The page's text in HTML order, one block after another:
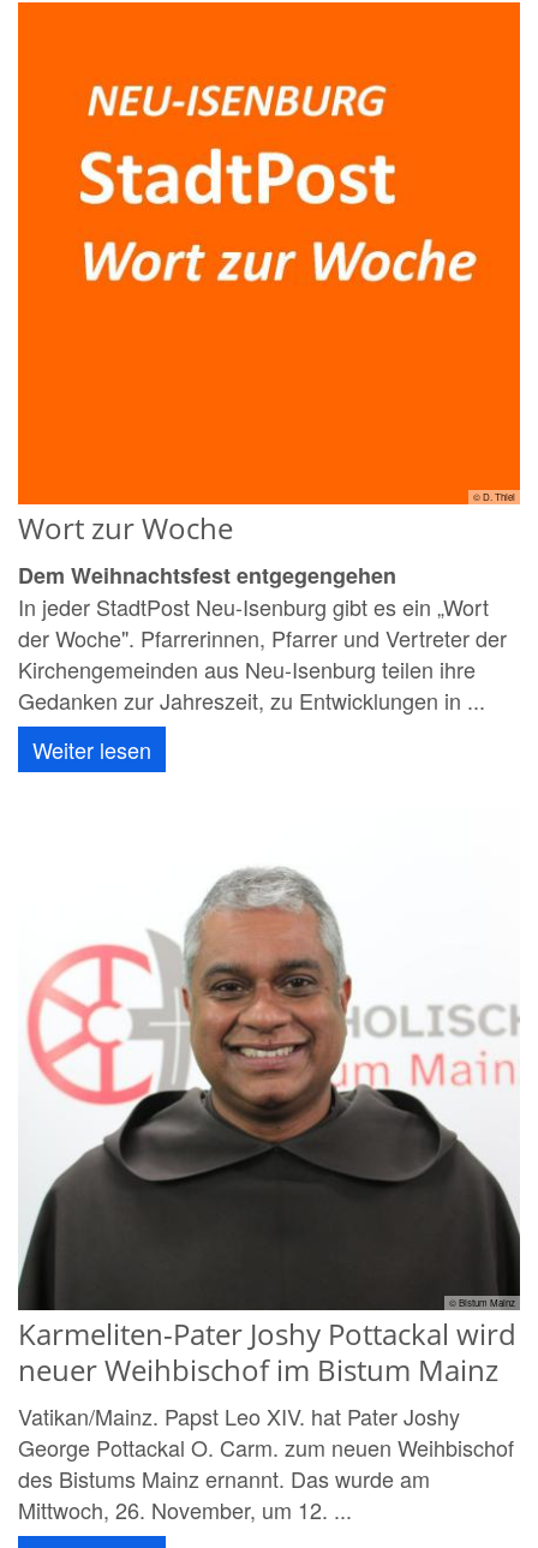
© D. Thiel
Wort zur Woche
Dem Weihnachtsfest entgegengehen
In jeder StadtPost Neu-Isenburg gibt es ein „Wort
der Woche". Pfarrerinnen, Pfarrer und Vertreter der
Kirchengemeinden aus Neu-Isenburg teilen ihre
Gedanken zur Jahreszeit, zu Entwicklungen in ...
Weiter lesen
© Bistum Mainz
Karmeliten-Pater Joshy Pottackal wird
neuer Weihbischof im Bistum Mainz
Vatikan/Mainz. Papst Leo XIV. hat Pater Joshy
George Pottackal O. Carm. zum neuen Weihbischof
des Bistums Mainz ernannt. Das wurde am
Mittwoch, 26. November, um 12. ...